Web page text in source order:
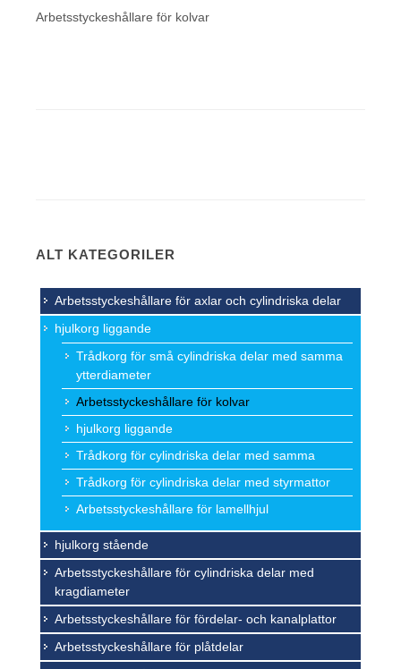
Arbetsstyckeshållare för kolvar
ALT KATEGORILER
Arbetsstyckeshållare för axlar och cylindriska delar
hjulkorg liggande
Trådkorg för små cylindriska delar med samma
ytterdiameter
Arbetsstyckeshållare för kolvar
hjulkorg liggande
Trådkorg för cylindriska delar med samma
Trådkorg för cylindriska delar med styrmattor
Arbetsstyckeshållare för lamellhjul
hjulkorg stående
Arbetsstyckeshållare för cylindriska delar med
kragdiameter
Arbetsstyckeshållare för fördelar- och kanalplattor
Arbetsstyckeshållare för plåtdelar